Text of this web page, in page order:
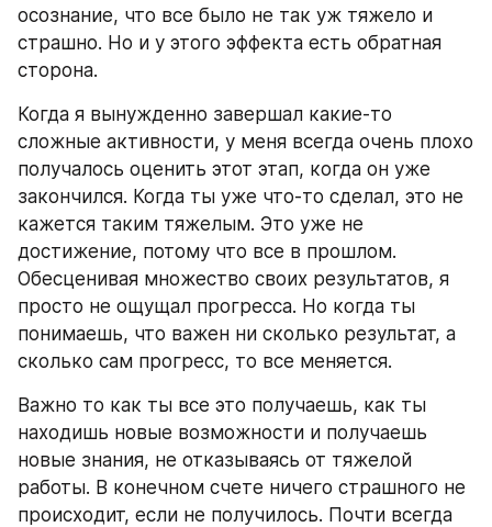
осознание, что все было не так уж тяжело и
страшно. Но и у этого эффекта есть обратная
сторона.
Когда я вынужденно завершал какие-то
сложные активности, у меня всегда очень плохо
получалось оценить этот этап, когда он уже
закончился. Когда ты уже что-то сделал, это не
кажется таким тяжелым. Это уже не
достижение, потому что все в прошлом.
Обесценивая множество своих результатов, я
просто не ощущал прогресса. Но когда ты
понимаешь, что важен ни сколько результат, а
сколько сам прогресс, то все меняется.
Важно то как ты все это получаешь, как ты
находишь новые возможности и получаешь
новые знания, не отказываясь от тяжелой
работы. В конечном счете ничего страшного не
происходит, если не получилось. Почти всегда